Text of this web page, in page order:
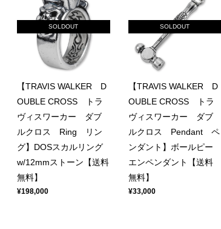
SOLDOUT
【TRAVIS WALKER D
OUBLE CROSS トラ
ヴィスワーカー ダブ
ルクロス Ring リン
グ】DOSスカルリング
w/12mmストーン【送料
無料】
¥198,000
SOLDOUT
【TRAVIS WALKER D
OUBLE CROSS トラ
ヴィスワーカー ダブ
ルクロス Pendant ペ
ンダント】ボールピー
エンペンダント【送料
無料】
¥33,000